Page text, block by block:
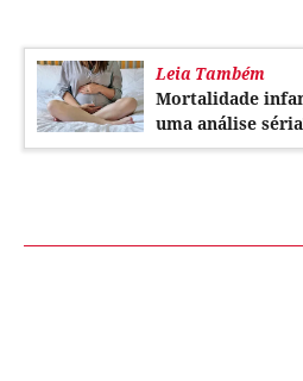
Leia Também
Mortalidade
uma análise